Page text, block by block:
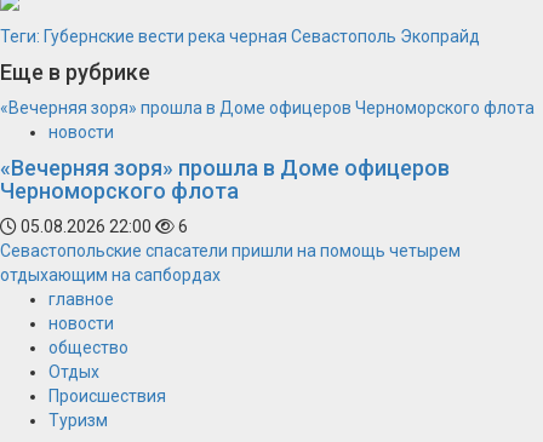
Теги: Губернские вести река черная Севастополь Экопрайд
Еще в рубрике
«Вечерняя зоря» прошла в Доме офицеров Черноморского флота
новости
«Вечерняя зоря» прошла в Доме офицеров
Черноморского флота
05.08.2026 22:00
6
Севастопольские спасатели пришли на помощь четырем
отдыхающим на сапбордах
главное
новости
общество
Отдых
Происшествия
Туризм